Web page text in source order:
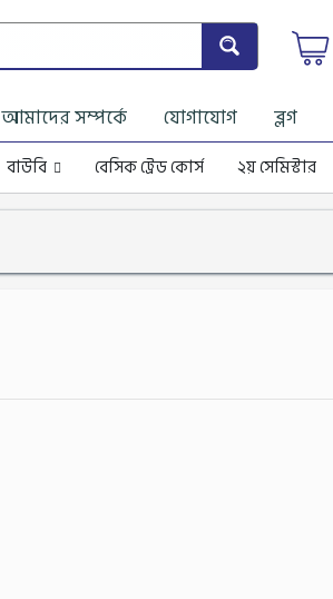
আমাদের সম্পর্কে যোগাযোগ ব্লগ
বাউবি বেসিক ট্রেড কোর্স ২য় সেমিস্টার